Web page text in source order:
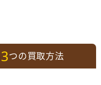
3つの買取方法